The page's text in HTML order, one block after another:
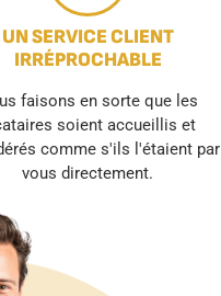
UN SERVICE CLIENT
IRRÉPROCHABLE
faisons en sorte que les
soient accueillis et
comme s'ils l'étaient par
vous directement.